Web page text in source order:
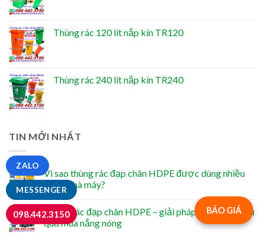
Thùng rác 120 lít nắp kín TR120
Thùng rác 240 lít nắp kín TR240
TIN MỚI NHẤT
Vì sao thùng rác đạp chân HDPE được dùng nhiều
trong nhà máy?
Thùng rác đạp chân HDPE – giải pháp giảm mùi hiệu
quả mùa nắng nóng
BÁO GIÁ
MESSENGER
ZALO
098.442.3150